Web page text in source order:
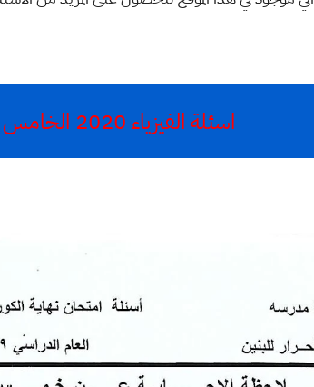
اسئلة الفيزياء 2020 الخامس العلمي التطبيقي نهاية الكورس الاول